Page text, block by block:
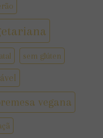
sem glúten
vegana